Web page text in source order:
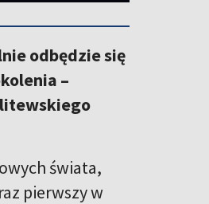
odbędzie się
–
litewskiego
świata,
pierwszy w